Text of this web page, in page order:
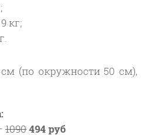
кг;
(по окружности 50 см),
1090494 руб